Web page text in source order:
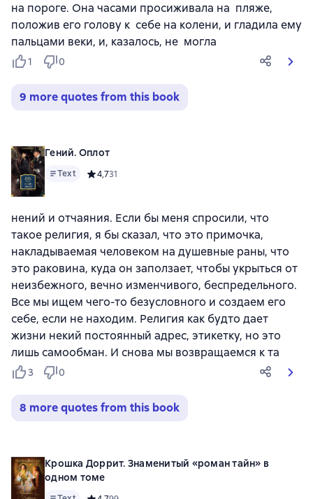
на пороге. Она часами просиживала на пляже,
положив его голову к себе на колени, и гладила ему
пальцами веки, и, казалось, не могла
1 0
9 more quotes from this book
Гений. Оплот
Text Средний рейтинг 4,7 на основе 31 оценок
4,731
нений и отчаяния. Если бы меня спросили, что
такое религия, я бы сказал, что это примочка,
накладываемая человеком на душевные раны, что
это раковина, куда он заползает, чтобы укрыться от
неизбежного, вечно изменчивого, беспредельного.
Все мы ищем чего-то безусловного и создаем его
себе, если не находим. Религия как будто дает
жизни некий постоянный адрес, этикетку, но это
лишь самообман. И снова мы возвращаемся к та
3 0
8 more quotes from this book
Крошка Доррит. Знаменитый «роман тайн» в
одном томе